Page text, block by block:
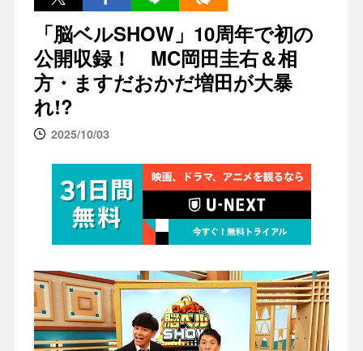
「脳ベルSHOW」10周年で初の
公開収録！ MC岡田圭右＆相
方・ますだおかだ増田が大暴
れ!?
2025/10/03